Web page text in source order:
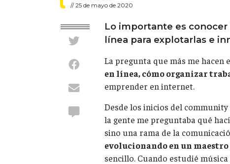
//25 de mayo de 2020
Lo importante es
línea para explotarlas e
La pregunta que más me hacen
en línea, cómo organizar
emprender en internet.
Desde los inicios del
la gente me preguntaba qué
sino una rama de la
evolucionando en un maestro
sencillo. Cuando estudié